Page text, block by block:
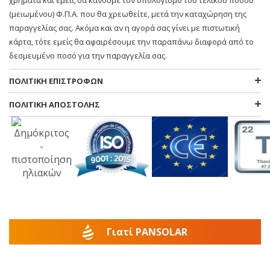
(μειωμένου) Φ.Π.Α. που θα χρεωθείτε, μετά την καταχώρηση της
παραγγελίας σας. Ακόμα και αν η αγορά σας γίνει με πιστωτική
κάρτα, τότε εμείς θα αφαιρέσουμε την παραπάνω διαφορά από το
δεσμευμένο ποσό για την παραγγελία σας.
ΠΟΛΙΤΙΚΗ ΕΠΙΣΤΡΟΦΩΝ
ΠΟΛΙΤΙΚΗ ΑΠΟΣΤΟΛΗΣ
Γιατί PANSOLAR